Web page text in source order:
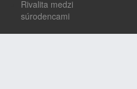
Rivalita medzi
súrodencami